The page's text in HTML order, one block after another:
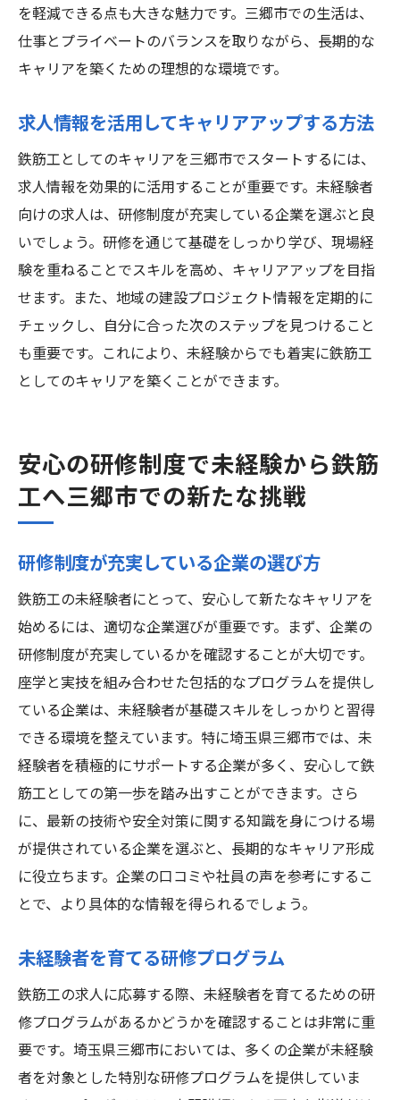
を軽減できる点も大きな魅力です。三郷市での生活は、
仕事とプライベートのバランスを取りながら、長期的な
キャリアを築くための理想的な環境です。
求人情報を活用してキャリアアップする方法
鉄筋工としてのキャリアを三郷市でスタートするには、
求人情報を効果的に活用することが重要です。未経験者
向けの求人は、研修制度が充実している企業を選ぶと良
いでしょう。研修を通じて基礎をしっかり学び、現場経
験を重ねることでスキルを高め、キャリアアップを目指
せます。また、地域の建設プロジェクト情報を定期的に
チェックし、自分に合った次のステップを見つけること
も重要です。これにより、未経験からでも着実に鉄筋工
としてのキャリアを築くことができます。
安心の研修制度で未経験から鉄筋
工へ三郷市での新たな挑戦
研修制度が充実している企業の選び方
鉄筋工の未経験者にとって、安心して新たなキャリアを
始めるには、適切な企業選びが重要です。まず、企業の
研修制度が充実しているかを確認することが大切です。
座学と実技を組み合わせた包括的なプログラムを提供し
ている企業は、未経験者が基礎スキルをしっかりと習得
できる環境を整えています。特に埼玉県三郷市では、未
経験者を積極的にサポートする企業が多く、安心して鉄
筋工としての第一歩を踏み出すことができます。さら
に、最新の技術や安全対策に関する知識を身につける場
が提供されている企業を選ぶと、長期的なキャリア形成
に役立ちます。企業の口コミや社員の声を参考にするこ
とで、より具体的な情報を得られるでしょう。
未経験者を育てる研修プログラム
鉄筋工の求人に応募する際、未経験者を育てるための研
修プログラムがあるかどうかを確認することは非常に重
要です。埼玉県三郷市においては、多くの企業が未経験
者を対象とした特別な研修プログラムを提供していま